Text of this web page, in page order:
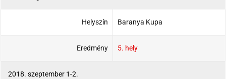
Helyszín Baranya Kupa
Eredmény 5. hely
2018. szeptember 1-2.